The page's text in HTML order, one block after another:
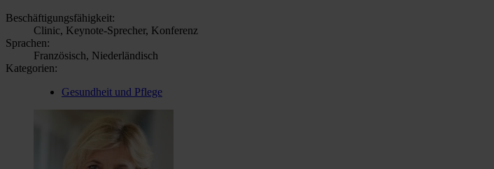
Beschäftigungsfähigkeit:
Clinic, Keynote-Sprecher, Konferenz
Sprachen:
Französisch, Niederländisch
Kategorien:
Gesundheit und Pflege